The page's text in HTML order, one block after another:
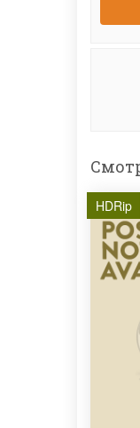
HDRip